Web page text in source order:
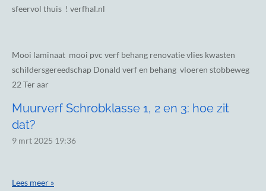
sfeervol thuis ! verfhal.nl
Mooi laminaat mooi pvc verf behang renovatie vlies kwasten
schildersgereedschap Donald verf en behang vloeren stobbeweg
22 Ter aar
Muurverf Schrobklasse 1, 2 en 3: hoe zit
dat?
9 mrt 2025 19:36
Lees meer »